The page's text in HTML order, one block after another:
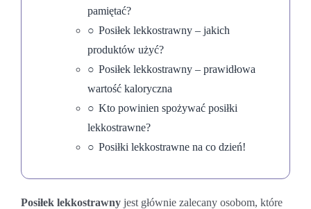
pamiętać?
Posiłek lekkostrawny – jakich
produktów użyć?
Posiłek lekkostrawny – prawidłowa
wartość kaloryczna
Kto powinien spożywać posiłki
lekkostrawne?
Posiłki lekkostrawne na co dzień!
Posiłek lekkostrawnyjest głównie zalecany osobom, które